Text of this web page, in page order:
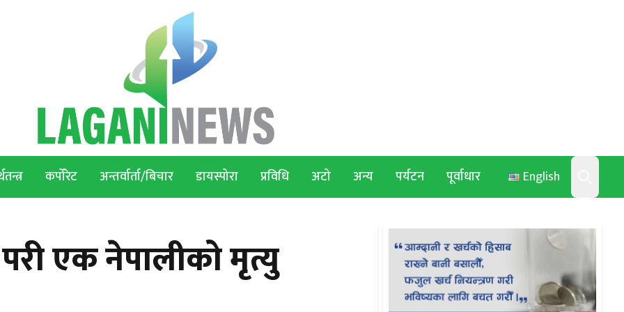
English
Search
कर्पोरेट अन्तर्वार्ता/बिचार डायस्पोरा प्रविधि अटो अन्य पर्यटन पूर्वाधार
एक नेपालीको मृत्यु